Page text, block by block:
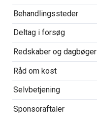
Behandlingssteder
Deltag i forsøg
Redskaber og dagbøger
Råd om kost
Selvbetjening
Sponsoraftaler